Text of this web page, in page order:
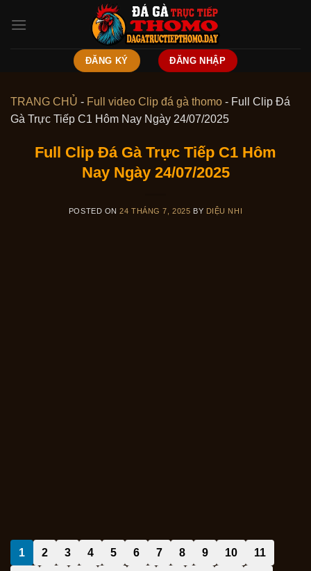
ĐĂNG KÝ ĐĂNG NHẬP
TRANG CHỦ - Full video Clip đá gà thomo - Full Clip Đá
Gà Trực Tiếp C1 Hôm Nay Ngày 24/07/2025
Full Clip Đá Gà Trực Tiếp C1 Hôm
Nay Ngày 24/07/2025
POSTED ON24 THÁNG 7, 2025 BY DIỆU NHI
1 2 3 4 5 6 7 8 9 10 11